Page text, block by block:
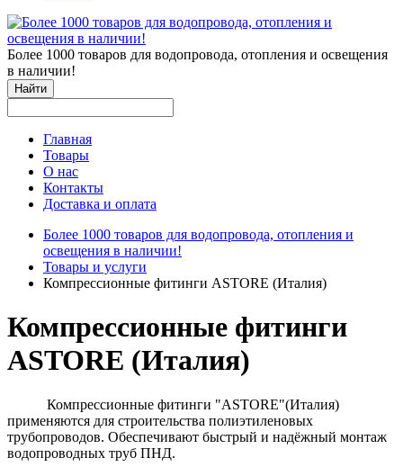
Более 1000 товаров для водопровода, отопления и освещения
в наличии!
Найти
Главная
Товары
О нас
Контакты
Доставка и оплата
Более 1000 товаров для водопровода, отопления и
освещения в наличии!
Товары и услуги
Компрессионные фитинги ASTORE (Италия)
Компрессионные фитинги
ASTORE (Италия)
Компрессионные фитинги "ASTORE"(Италия)
применяются для строительства полиэтиленовых
трубопроводов. Обеспечивают быстрый и надёжный монтаж
водопроводных труб ПНД.